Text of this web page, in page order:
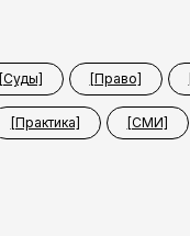
[Суды] [Право]
[Практика] [СМИ]